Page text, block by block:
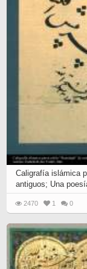
Caligrafía islámica
antiguos; Una
2470 1 0